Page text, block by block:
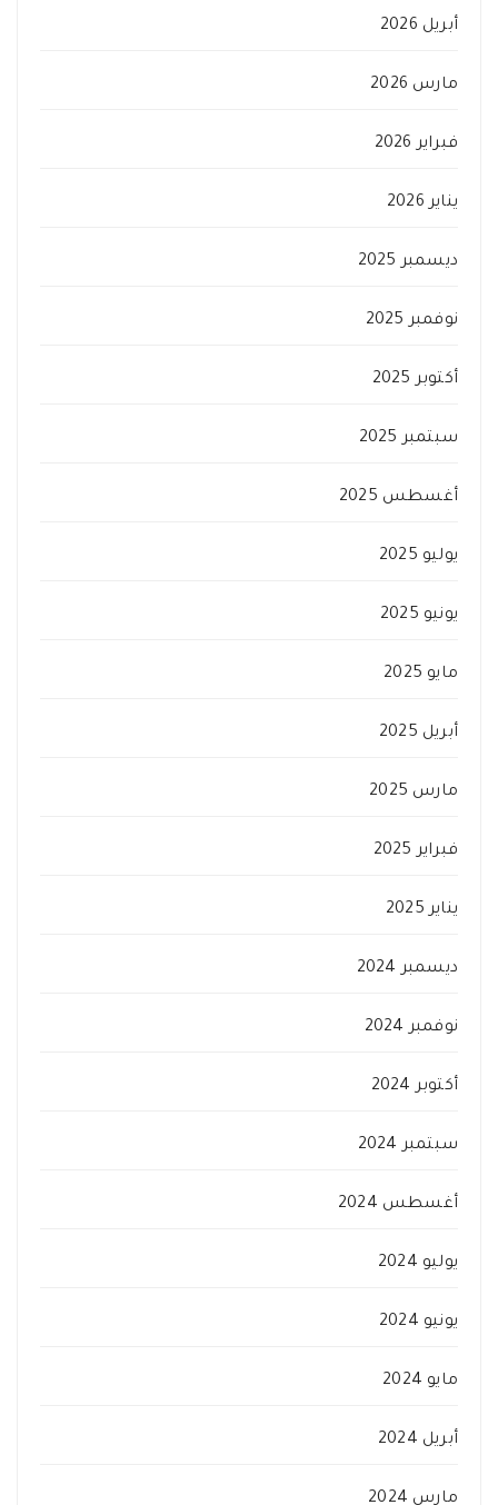
أبريل 2026
مارس 2026
فبراير 2026
يناير 2026
ديسمبر 2025
نوفمبر 2025
أكتوبر 2025
سبتمبر 2025
أغسطس 2025
يوليو 2025
يونيو 2025
مايو 2025
أبريل 2025
مارس 2025
فبراير 2025
يناير 2025
ديسمبر 2024
نوفمبر 2024
أكتوبر 2024
سبتمبر 2024
أغسطس 2024
يوليو 2024
يونيو 2024
مايو 2024
أبريل 2024
مارس 2024